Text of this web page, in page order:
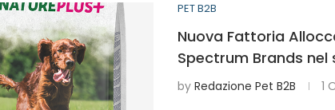
PET B2B
Nuova Fattoria
Spectrum Brands nel
by Redazione Pet B2B 1